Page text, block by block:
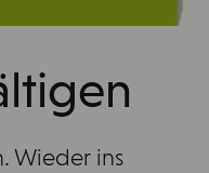
Wieder ins